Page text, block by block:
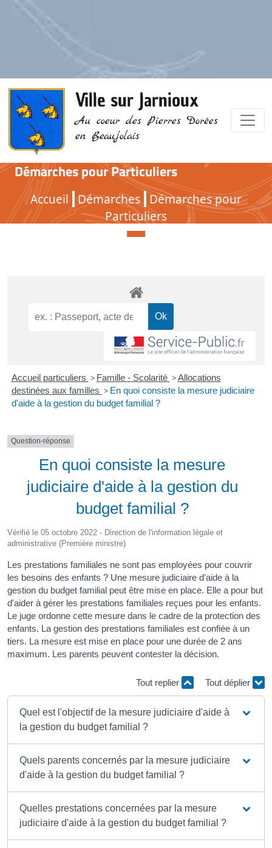
Ville sur Jarnioux
Au coeur des Pierres Dorées
en Beaujolais
Démarches pour Particuliers
Accueil Démarches Démarches pour
Particuliers
Démarches pour Particuliers
Accueil particuliers > Famille - Scolarité > Allocations
destinées aux familles > En quoi consiste la mesure judiciaire
d'aide à la gestion du budget familial ?
Question-réponse
En quoi consiste la mesure
judiciaire d'aide à la gestion du
budget familial ?
Vérifié le 05 octobre 2022 - Direction de l'information légale et
administrative (Première ministre)
Les prestations familiales ne sont pas employées pour couvrir
les besoins des enfants ? Une mesure judiciaire d'aide à la
gestion du budget familial peut être mise en place. Elle a pour but
d'aider à gérer les prestations familiales reçues pour les enfants.
Le juge ordonne cette mesure dans le cadre de la protection des
enfants. La gestion des prestations familiales est confiée à un
tiers. La mesure est mise en place pour une durée de 2 ans
maximum. Les parents peuvent contester la décision.
Tout replier Tout déplier
Quel est l'objectif de la mesure judiciaire d'aide à
la gestion du budget familial ?
Quels parents concernés par la mesure judiciaire
d'aide à la gestion du budget familial ?
Quelles prestations concernées par la mesure
judiciaire d'aide à la gestion du budget familial ?